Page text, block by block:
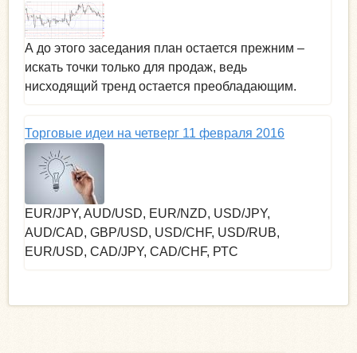
А до этого заседания план остается прежним –
искать точки только для продаж, ведь
нисходящий тренд остается преобладающим.
Торговые идеи на четверг 11 февраля 2016
EUR/JPY, AUD/USD, EUR/NZD, USD/JPY,
AUD/CAD, GBP/USD, USD/CHF, USD/RUB,
EUR/USD, CAD/JPY, CAD/CHF, РТС